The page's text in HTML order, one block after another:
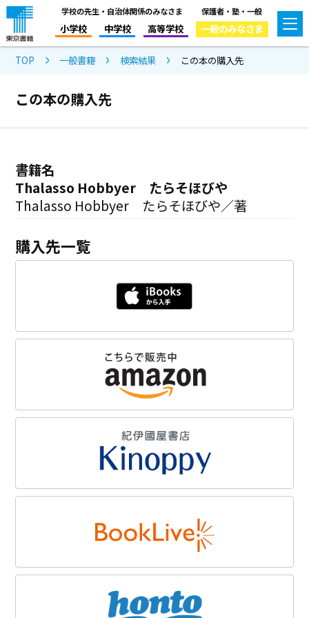
学校の先生・自治体関係のみなさま
小学校 中学校 高等学校
保護者・塾・一般
一般のみなさま
TOP 一般書籍 検索結果 この本の購入先
この本の購入先
書籍名
Thalasso Hobbyer たらそほびや
Thalasso Hobbyer たらそほびや／著
購入先一覧